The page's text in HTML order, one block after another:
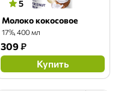
5
Молоко кокосовое
17%, 400 мл
309₽
Купить